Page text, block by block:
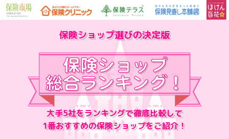
保険ショップ選びの決定版
大手5社をランキングで徹底比較して
1番おすすめの保険ショップをご紹介！